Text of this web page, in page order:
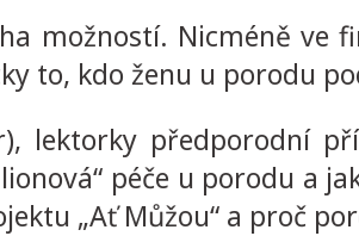
možností. Nicméně ve
to, kdo ženu u porodu
lektorky předporodní
péče u porodu a
„Ať Můžou“ a proč